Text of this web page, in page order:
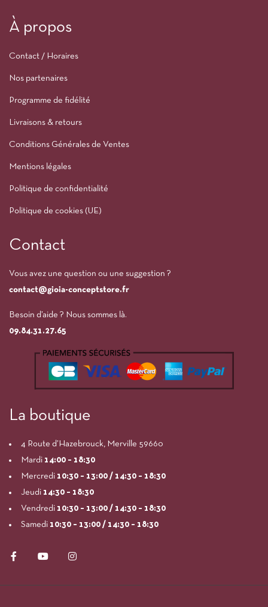
À propos
Contact / Horaires
Nos partenaires
Programme de fidélité
Livraisons & retours
Conditions Générales de Ventes
Mentions légales
Politique de confidentialité
Politique de cookies (UE)
Contact
Vous avez une question ou une suggestion ?
contact@gioia-conceptstore.fr
Besoin d’aide ? Nous sommes là.
09.84.31.27.65
La boutique
4 Route d’Hazebrouck, Merville 59660
Mardi 14:00 – 18:30
Mercredi 10:30 – 13:00 / 14:30 – 18:30
Jeudi 14:30 – 18:30
Vendredi 10:30 – 13:00 / 14:30 – 18:30
Samedi 10:30 – 13:00 / 14:30 – 18:30